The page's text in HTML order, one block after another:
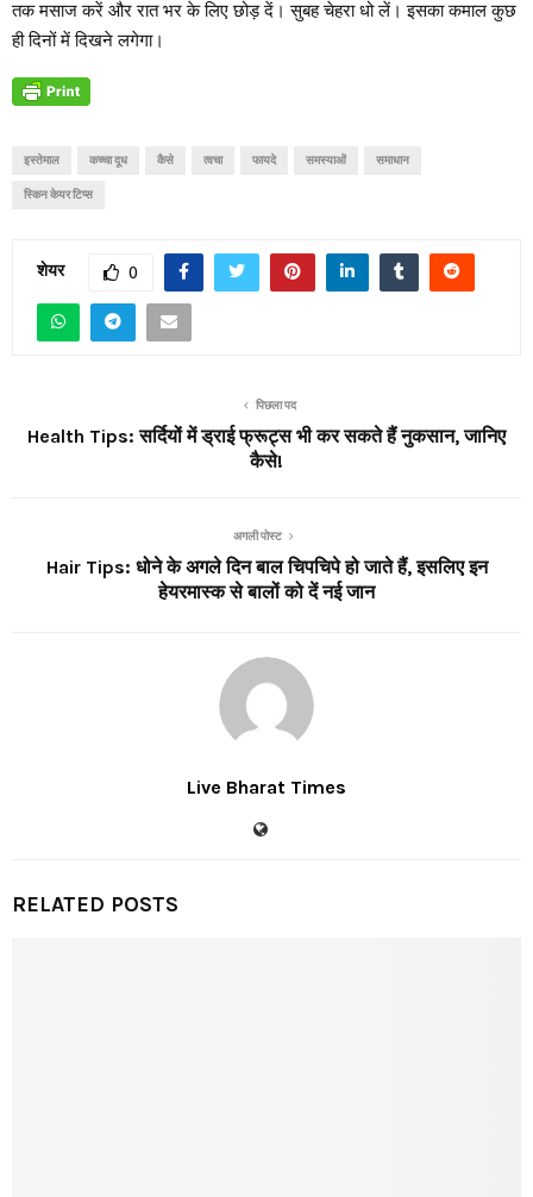
तक मसाज करें और रात भर के लिए छोड़ दें। सुबह चेहरा धो लें। इसका कमाल कुछ
ही दिनों में दिखने लगेगा।
इस्तेमाल कच्चा दूध कैसे त्वचा फायदे समस्याओं समाधान
स्किन केयर टिप्स
शेयर 0
पिछला पद
Health Tips: सर्दियों में ड्राई फ्रूट्स भी कर सकते हैं नुकसान, जानिए
कैसे!
अगली पोस्ट
Hair Tips: धोने के अगले दिन बाल चिपचिपे हो जाते हैं, इसलिए इन
हेयरमास्क से बालों को दें नई जान
Live Bharat Times
RELATED POSTS